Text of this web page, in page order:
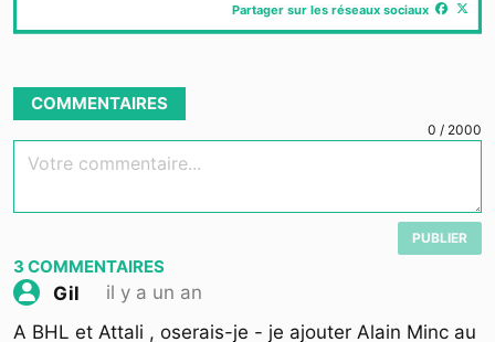
Partager sur les réseaux sociaux
COMMENTAIRES
0 / 2000
Votre commentaire...
PUBLIER
3 COMMENTAIRES
Gil
il y a un an
A BHL et Attali , oserais-je - je ajouter Alain Minc au